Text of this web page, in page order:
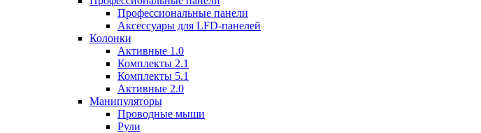
Профессиональные панели
Аксессуары для LFD-панелей
Колонки
Активные 1.0
Комплекты 2.1
Комплекты 5.1
Активные 2.0
Манипуляторы
Проводные мыши
Рули